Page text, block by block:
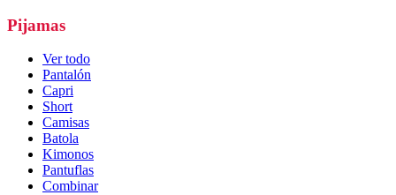
Pijamas
Ver todo
Pantalón
Capri
Short
Camisas
Batola
Kimonos
Pantuflas
Combinar